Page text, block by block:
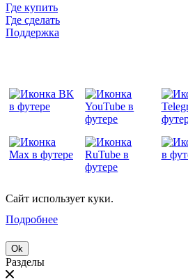
Где купить
Где сделать
Поддержка
Сайт использует куки.
Подробнее
Ok
Разделы